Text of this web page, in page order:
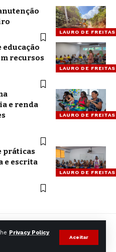
Privacy Policy
Aceitar
LAURO DE FREITAS
LAURO DE FREITAS
recursos
LAURO DE FREITAS
e renda
LAURO DE FREITAS
práticas
e escrita
Reserved.